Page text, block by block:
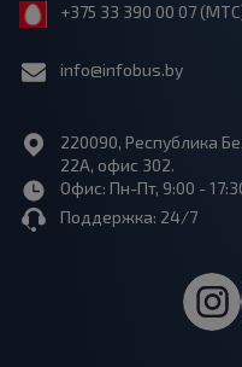
+375 33 390 00 07
info@infobus.by
220090, Республика
22А, офис 302.
Офис: Пн-Пт, 9:00 -
Поддержка: 24/7